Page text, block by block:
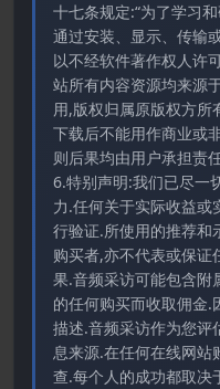
十七条规定:“为了学习
通过安装、显示、传输
以不经软件著作权人许
站所有内容资源均来源
用,版权归属原版权方所
下载后不能用作商业或
则后果均由用户承担责
6.特别声明:我们已尽一
力.任何关于实际收益或
行验证.所使用的推荐和
购买者,亦不代表或保证
果.音频采访可能包含附
的任何购买而收取佣金.
描述.音频采访作为您评
息来源.在任何在线网站
查.每个人的成功都取决